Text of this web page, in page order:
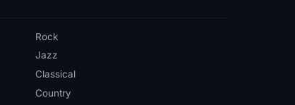
Rock
Jazz
Classical
Country